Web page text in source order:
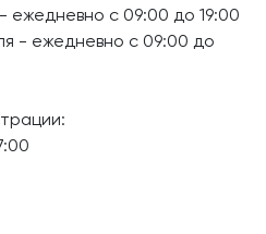
ежедневно с 09:00 до 19:00
- ежедневно с 09:00 до